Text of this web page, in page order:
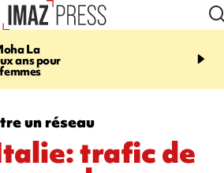
La
ans pour
10:46
décède en juillet, 18
un réseau
trafic de